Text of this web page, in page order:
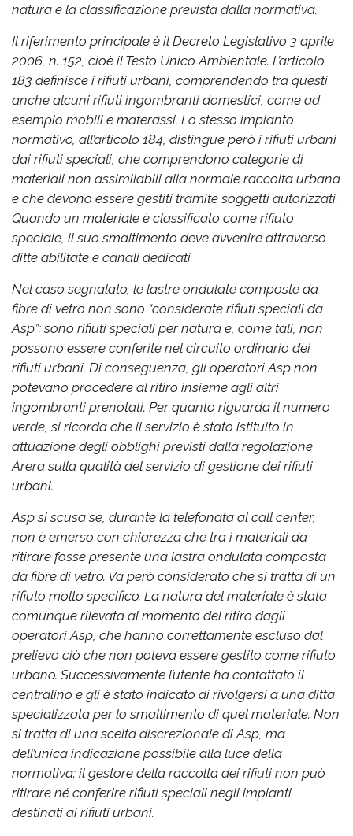
natura e la classificazione prevista dalla normativa.
Il riferimento principale è il Decreto Legislativo 3 aprile
2006, n. 152, cioè il Testo Unico Ambientale. L’articolo
183 definisce i rifiuti urbani, comprendendo tra questi
anche alcuni rifiuti ingombranti domestici, come ad
esempio mobili e materassi. Lo stesso impianto
normativo, all’articolo 184, distingue però i rifiuti urbani
dai rifiuti speciali, che comprendono categorie di
materiali non assimilabili alla normale raccolta urbana
e che devono essere gestiti tramite soggetti autorizzati.
Quando un materiale è classificato come rifiuto
speciale, il suo smaltimento deve avvenire attraverso
ditte abilitate e canali dedicati.
Nel caso segnalato, le lastre ondulate composte da
fibre di vetro non sono “considerate rifiuti speciali da
Asp”: sono rifiuti speciali per natura e, come tali, non
possono essere conferite nel circuito ordinario dei
rifiuti urbani. Di conseguenza, gli operatori Asp non
potevano procedere al ritiro insieme agli altri
ingombranti prenotati. Per quanto riguarda il numero
verde, si ricorda che il servizio è stato istituito in
attuazione degli obblighi previsti dalla regolazione
Arera sulla qualità del servizio di gestione dei rifiuti
urbani.
Asp si scusa se, durante la telefonata al call center,
non è emerso con chiarezza che tra i materiali da
ritirare fosse presente una lastra ondulata composta
da fibre di vetro. Va però considerato che si tratta di un
rifiuto molto specifico. La natura del materiale è stata
comunque rilevata al momento del ritiro dagli
operatori Asp, che hanno correttamente escluso dal
prelievo ciò che non poteva essere gestito come rifiuto
urbano. Successivamente l’utente ha contattato il
centralino e gli è stato indicato di rivolgersi a una ditta
specializzata per lo smaltimento di quel materiale. Non
si tratta di una scelta discrezionale di Asp, ma
dell’unica indicazione possibile alla luce della
normativa: il gestore della raccolta dei rifiuti non può
ritirare né conferire rifiuti speciali negli impianti
destinati ai rifiuti urbani.